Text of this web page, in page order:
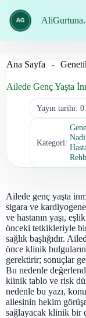
geç
Ana Sayfa -
Ailede Genç Yaşta
Yayın tarihi:
Kategori:
Ailede genç yaşta
sigara ve
ve hastanın yaşı,
önceki tetkikleriyle
sağlık başlığıdır.
önce klinik
gerektirir; sonuçlar
Bu nedenle
klinik tablo ve risk
nedenle bu yazı,
ailesinin hekim
sağlayacak klinik bir